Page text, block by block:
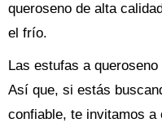
queroseno de alta
el frío.
Las estufas a
Así que, si estás
confiable, te invitamos